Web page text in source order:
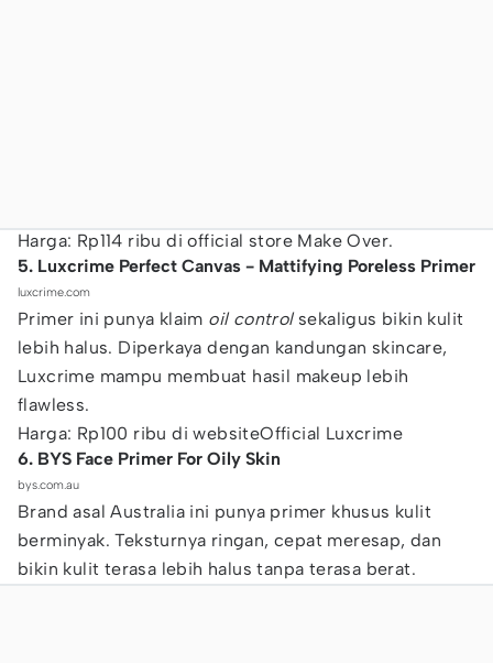
Harga: Rp114 ribu di official store Make Over.
5. Luxcrime Perfect Canvas - Mattifying Poreless Primer
luxcrime.com
Primer ini punya klaim oil controlsekaligus bikin kulit
lebih halus. Diperkaya dengan kandungan skincare,
Luxcrime mampu membuat hasil makeup lebih
flawless.
Harga: Rp100 ribu di websiteOfficial Luxcrime
6. BYS Face Primer For Oily Skin
bys.com.au
Brand asal Australia ini punya primer khusus kulit
berminyak. Teksturnya ringan, cepat meresap, dan
bikin kulit terasa lebih halus tanpa terasa berat.